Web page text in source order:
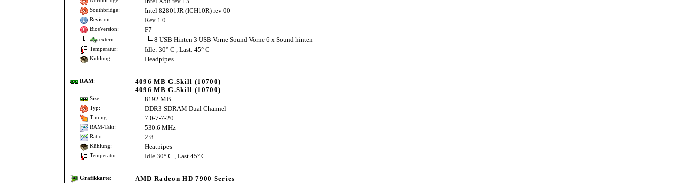
Southbridge: Intel 82801JR (ICH10R) rev 00
Revision: Rev 1.0
BiosVersion: F7
extern: 8 USB Hinten 3 USB Vorne Sound Vorne 6 x Sound hinten
Temperatur: Idle: 30° C , Last: 45° C
Kühlung: Headpipes
RAM:
4096 MB G.Skill (10700)
4096 MB G.Skill (10700)
Size: 8192 MB
Typ: DDR3-SDRAM Dual Channel
Timing: 7.0-7-7-20
RAM-Takt: 530.6 MHz
Ratio: 2:8
Kühlung: Heatpipes
Temperatur: Idle 30° C , Last 45° C
Grafikkarte: AMD Radeon HD 7900 Series